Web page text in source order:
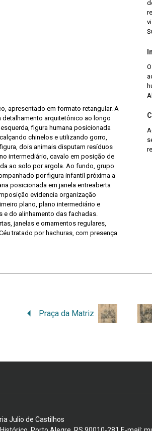
apresentado em formato retangular. A
arquitetônico ao longo
figura humana posicionada
chinelos e utilizando gorro,
dois animais disputam resíduos
intermediário, cavalo em posição de
ao solo por argola. Ao fundo, grupo
por figura infantil próxima a
posicionada em janela entreaberta
evidencia organização
plano, plano intermediário e
do alinhamento das fachadas.
janelas e ornamentos regulares,
tratado por hachuras, com presença
Praça da Matriz
Julio de Castilhos